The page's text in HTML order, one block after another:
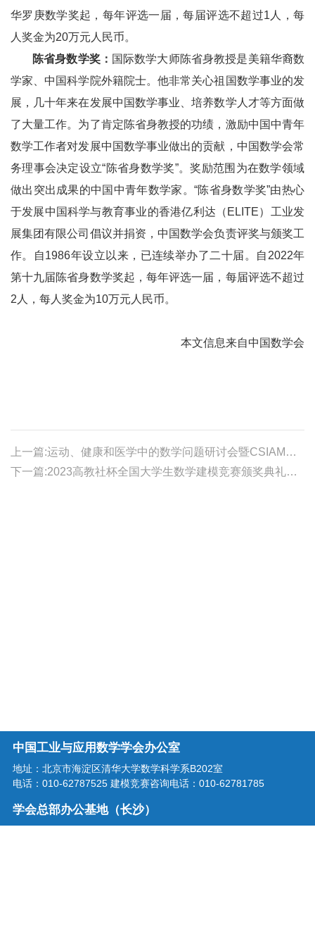
华罗庚数学奖起，每年评选一届，每届评选不超过1人，每
人奖金为20万元人民币。
陈省身数学奖： 国际数学大师陈省身教授是美籍华裔数
学家、中国科学院外籍院士。他非常关心祖国数学事业的发
展，几十年来在发展中国数学事业、培养数学人才等方面做
了大量工作。为了肯定陈省身教授的功绩，激励中国中青年
数学工作者对发展中国数学事业做出的贡献，中国数学会常
务理事会决定设立“陈省身数学奖”。奖励范围为在数学领域
做出突出成果的中国中青年数学家。“陈省身数学奖”由热心
于发展中国科学与教育事业的香港亿利达（ELITE）工业发
展集团有限公司倡议并捐资，中国数学会负责评奖与颁奖工
作。自1986年设立以来，已连续举办了二十届。自2022年
第十九届陈省身数学奖起，每年评选一届，每届评选不超过
2人，每人奖金为10万元人民币。
本文信息来自中国数学会
上一篇:运动、健康和医学中的数学问题研讨会暨CSIAM体育数学专业委员会换届工作会议在南京成功举办
下一篇:2023高教社杯全国大学生数学建模竞赛颁奖典礼在复旦大学隆重举行
中国工业与应用数学学会办公室
地址：北京市海淀区清华大学数学科学系B202室
电话：010-62787525 建模竞赛咨询电话：010-62781785
学会总部办公基地（长沙）